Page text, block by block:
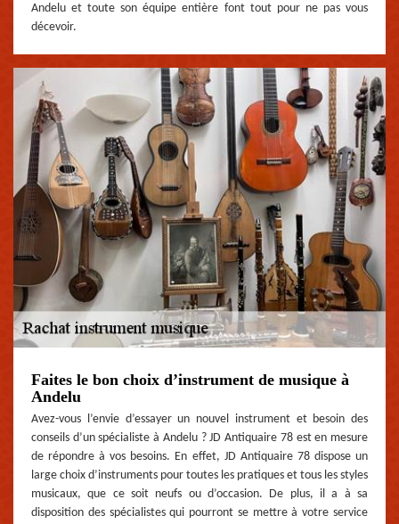
Andelu et toute son équipe entière font tout pour ne pas vous
décevoir.
Faites le bon choix d’instrument de musique à
Andelu
Avez-vous l’envie d’essayer un nouvel instrument et besoin des
conseils d’un spécialiste à Andelu ? JD Antiquaire 78 est en mesure
de répondre à vos besoins. En effet, JD Antiquaire 78 dispose un
large choix d’instruments pour toutes les pratiques et tous les styles
musicaux, que ce soit neufs ou d’occasion. De plus, il a à sa
disposition des spécialistes qui pourront se mettre à votre service